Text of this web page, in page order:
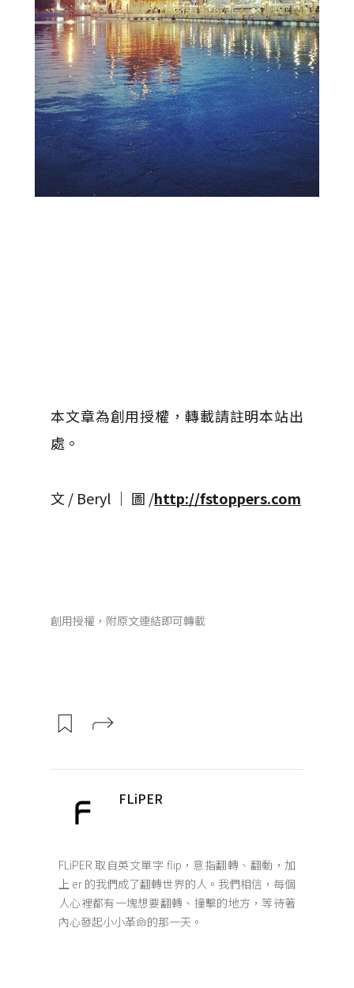
本文章為創用授權，轉載請註明本站出
處。
文 / Beryl │ 圖 /http://fstoppers.com
創用授權，附原文連結即可轉載
FLiPER
FLiPER 取自英文單字 flip，意指翻轉、翻動，加
上 er 的我們成了翻轉世界的人。我們相信，每個
人心裡都有一塊想要翻轉、撞擊的地方，等待著
內心發起小小革命的那一天。